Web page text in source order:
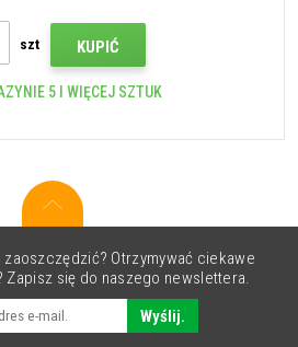
szt KUPIĆ
5 I WIĘCEJ SZTUK
zaoszczędzić? Otrzymywać ciekawe
się do naszego newslettera.
Wyślij.